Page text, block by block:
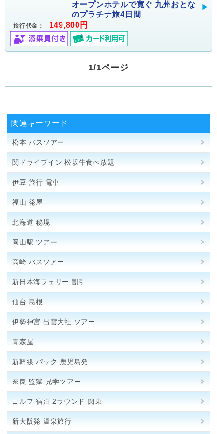
オープンホテルで寛ぐ 九州おとな
のプラチナ旅4日間
旅行代金： 149,800円
1/1ページ
関連キーワード
松本 バスツアー
関ドライブイン 松坂牛食べ放題
伊豆 旅行 電車
福山 発屋
北海道 秘境
岡山駅 ツアー
高崎 バスツアー
新日本海フェリー 割引
仙台 島根
伊勢神宮 出雲大社 ツアー
青森屋
新幹線 パック 鹿児島発
奈良 監獄 見学ツアー
ゴルフ 宿泊 2ラウンド 関東
新大阪発 温泉旅行